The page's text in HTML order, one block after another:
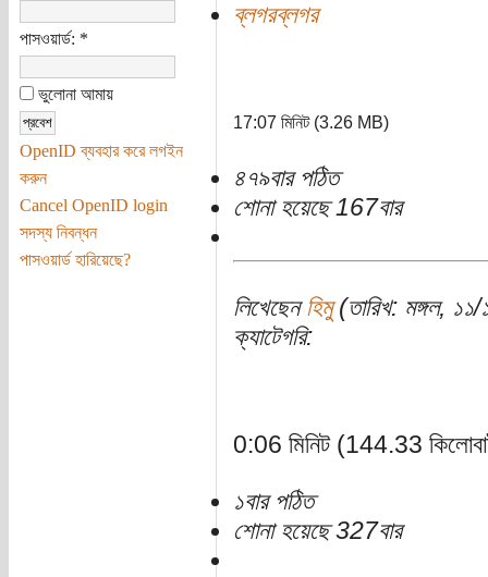
পাসওয়ার্ড: *
ভুলোনা আমায়
OpenID ব্যবহার করে লগইন
করুন
Cancel OpenID login
সদস্য নিবন্ধন
পাসওয়ার্ড হারিয়েছে?
ব্লগরব্লগর
17:07 মিনিট (3.26 MB)
৪৭৯বার পঠিত
শোনা হয়েছে 167বার
লিখেছেন হিমু(তারিখ: মঙ্গল,
ক্যাটেগরি:
0:06 মিনিট (144.33
১বার পঠিত
শোনা হয়েছে 327বার